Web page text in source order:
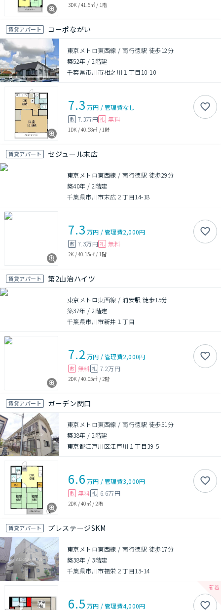
3DK /41.5㎡ / 1階
賃貸アパート コーポながい
東京メトロ東西線 / 南行徳駅 徒歩12分
築52年 /2階建
千葉県市川市相之川１丁目10-10
7.3 万円 /管理費なし
敷 7.3万円 礼 無料
1DK /40.58㎡ / 1階
賃貸アパート セジュール末広
東京メトロ東西線 / 南行徳駅 徒歩29分
築40年 /2階建
千葉県市川市末広２丁目14-18
7.3 万円 /管理費2,000円
敷 7.3万円 礼 無料
2K /40.15㎡ / 1階
賃貸アパート 第2山治ハイツ
東京メトロ東西線 / 浦安駅 徒歩15分
築37年 /2階建
千葉県市川市新井１丁目
7.2 万円 /管理費2,000円
敷 無料 礼 7.2万円
2DK /40.05㎡ / 2階
賃貸アパート ガーデン関口
東京メトロ東西線 / 南行徳駅 徒歩51分
築38年 /2階建
東京都江戸川区江戸川１丁目39-5
6.6 万円 /管理費3,000円
敷 無料 礼 6.6万円
2DK /40㎡/ 2階
賃貸アパート プレステージSKM
東京メトロ東西線 / 南行徳駅 徒歩17分
築38年 / 3階建
千葉県市川市福栄２丁目13-14
6.5 万円 /管理費4,000円